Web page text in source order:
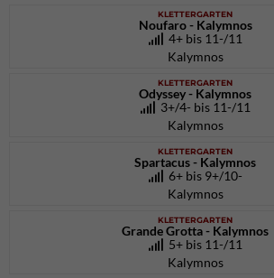
KLETTERGARTEN
Noufaro - Kalymnos
4+ bis 11-/11
Kalymnos
KLETTERGARTEN
Odyssey - Kalymnos
3+/4- bis 11-/11
Kalymnos
KLETTERGARTEN
Spartacus - Kalymnos
6+ bis 9+/10-
Kalymnos
KLETTERGARTEN
Grande Grotta - Kalymnos
5+ bis 11-/11
Kalymnos